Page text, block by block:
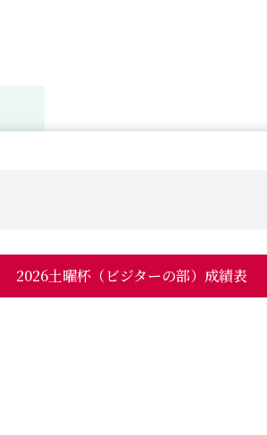
2026土曜杯（ビジターの部）成績表